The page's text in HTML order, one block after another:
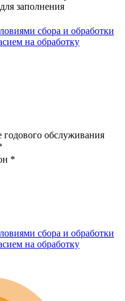
заполнения
сбора и обработки
на обработку
годового обслуживания
*
сбора и обработки
на обработку